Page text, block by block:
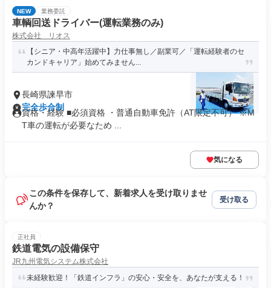
NEW 業務委託
車輌回送ドライバー(運転業務のみ)
株式会社 リオス
【シニア・中高年活躍中】力仕事無し／副業可／「運転経験者のセ
カンドキャリア」始めてみません...
長崎県諫早市
完全歩合制
資格・経験 ■必須資格 ・普通自動車免許（AT限定不可） ※M
T車の運転が必要なため ...
気になる
この条件を保存して、新着求人を受け取りませ
んか？
受け取る
正社員
鉄道電気の設備保守
JR九州電気システム株式会社
未経験歓迎！「鉄道インフラ」の安心・安全を、あなたが支える！